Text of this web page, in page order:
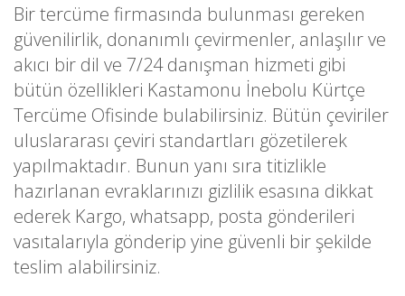
Bir tercüme firmasında bulunması gereken
güvenilirlik, donanımlı çevirmenler, anlaşılır ve
akıcı bir dil ve 7/24 danışman hizmeti gibi
bütün özellikleri Kastamonu İnebolu Kürtçe
Tercüme Ofisinde bulabilirsiniz. Bütün çeviriler
uluslararası çeviri standartları gözetilerek
yapılmaktadır. Bunun yanı sıra titizlikle
hazırlanan evraklarınızı gizlilik esasına dikkat
ederek Kargo, whatsapp, posta gönderileri
vasıtalarıyla gönderip yine güvenli bir şekilde
teslim alabilirsiniz.